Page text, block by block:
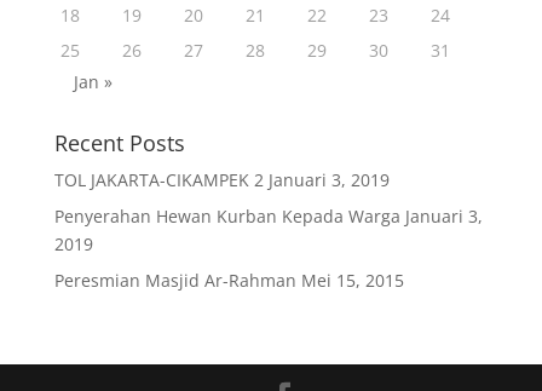
18
19 20 21 22 23
24
25
26 27 28 29 30
31
Jan »
Recent Posts
TOL JAKARTA-CIKAMPEK 2 Januari 3, 2019
Penyerahan Hewan Kurban Kepada Warga Januari 3,
2019
Peresmian Masjid Ar-Rahman Mei 15, 2015